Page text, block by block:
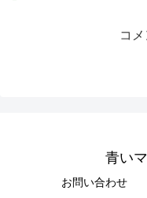
コ
青い
お問い合わせ